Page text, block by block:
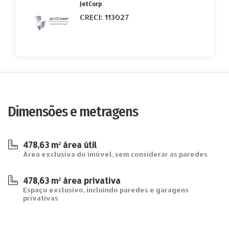
JetCorp
CRECI: 113027
Dimensões e metragens
478,63 m² área útil
Área exclusiva do imóvel, sem considerar as paredes
478,63 m² área privativa
Espaço exclusivo, incluindo paredes e garagens
privativas